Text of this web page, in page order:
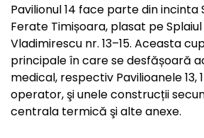
Pavilionul 14 face parte din incinta
Ferate Timișoara, plasat pe
Vladimirescu nr. 13–15. Aceasta
principale în care se desfășoară
medical, respectiv Pavilioanele 13,
operator, şi unele construcții
centrala termică şi alte anexe.